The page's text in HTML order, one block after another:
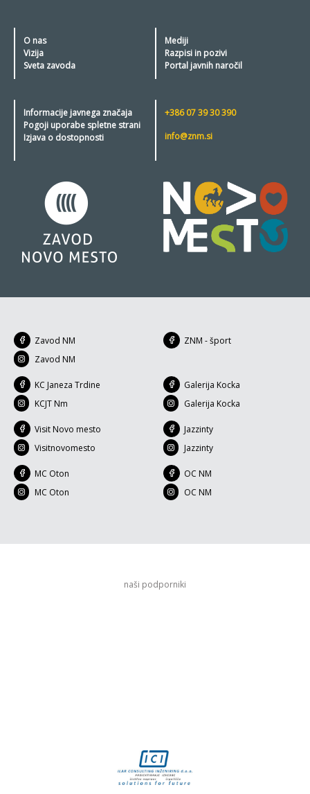
O nas
Vizija
Sveta zavoda
Mediji
Razpisi in pozivi
Portal javnih naročil
Informacije javnega značaja
Pogoji uporabe spletne strani
Izjava o dostopnosti
+386 07 39 30 390
info@znm.si
Zavod NM
Zavod NM
ZNM - šport
KC Janeza Trdine
KCJT Nm
Galerija Kocka
Galerija Kocka
Visit Novo mesto
Visitnovomesto
Jazzinty
Jazzinty
MC Oton
MC Oton
OC NM
OC NM
naši podporniki